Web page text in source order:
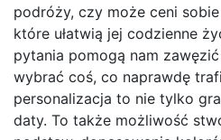
podróży, czy może ceni
które ułatwią jej codzienne
pytania pomogą nam
wybrać coś, co naprawdę
personalizacja to nie tylko
daty. To także możliwość